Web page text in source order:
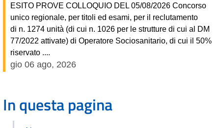
ESITO PROVE COLLOQUIO DEL 05/08/2026 Concorso
unico regionale, per titoli ed esami, per il reclutamento
di n. 1274 unità (di cui n. 1026 per le strutture di cui al DM
77/2022 attivate) di Operatore Sociosanitario, di cui il 50%
riservato ....
gio 06 ago, 2026
In questa pagina